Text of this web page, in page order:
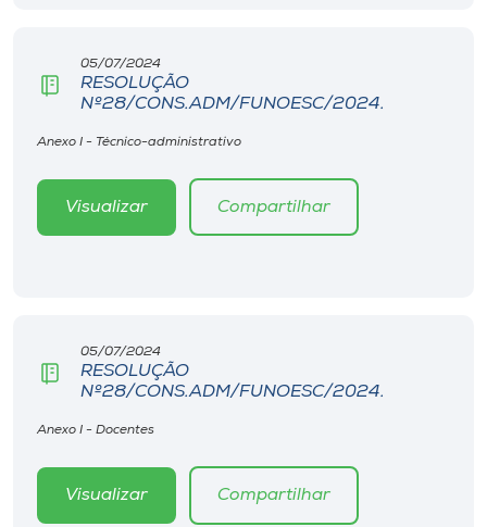
05/07/2024
RESOLUÇÃO
Nº28/CONS.ADM/FUNOESC/2024.
Anexo I - Técnico-administrativo
Visualizar Compartilhar
05/07/2024
RESOLUÇÃO
Nº28/CONS.ADM/FUNOESC/2024.
Anexo I - Docentes
Visualizar Compartilhar